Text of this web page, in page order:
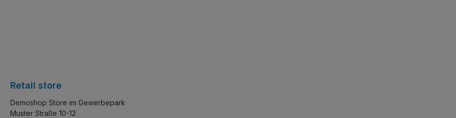
Retail store
Demoshop Store im Gewerbepark
Muster Straße 10-12